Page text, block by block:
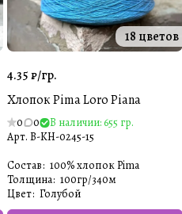
18 цветов
4.35 ₽/гр.
Хлопок Pima Loro Piana
0 0
В наличии: 655 гр.
Арт. B-KH-0245-15
Состав: 100% хлопок Pima
Толщина: 100гр/340м
Цвет: Голубой